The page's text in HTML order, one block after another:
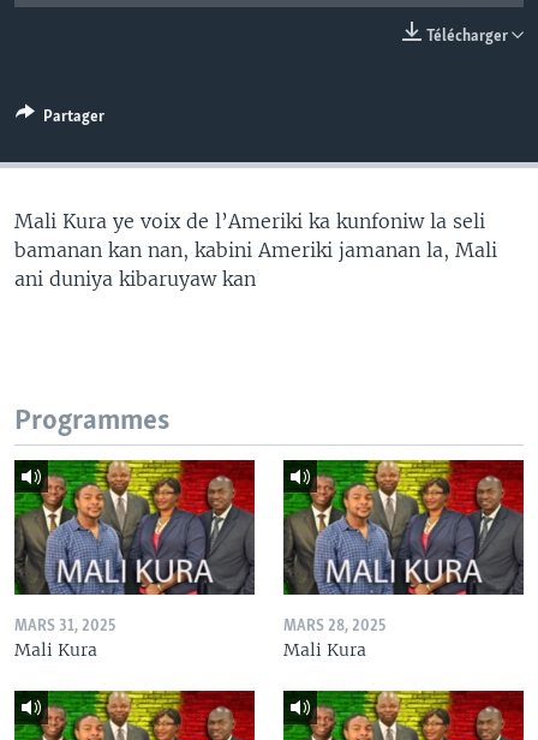
Télécharger
Partager
Mali Kura ye voix de l’Ameriki ka kunfoniw la seli
bamanan kan nan, kabini Ameriki jamanan la, Mali
ani duniya kibaruyaw kan
Programmes
MARS 31, 2025
Mali Kura
MARS 28, 2025
Mali Kura